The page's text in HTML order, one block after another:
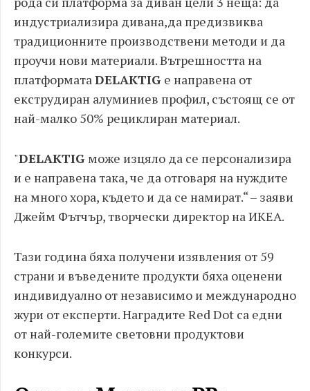
индустриализира дивана,да предизвиква
традиционните производствени методи и да
проучи нови материали. Вътрешността на
платформатаDELAKTIG е направена от
екструдиран алуминиев профил, състоящ се от
най-малко 50% рециклиран материал.
"DELAKTIG може изцяло да се персонализира
и е направена така, че да отговаря на нуждите
на много хора, където и да се намират.“ – заяви
Джейм Фътчър, творчески директор на ИКЕА.
Тази година бяха получени изявления от 59
страни и въведените продукти бяха оценени
индивидуално от независимо и международно
жури от експерти. Наградите Red Dot са едни
от най-големите световни продуктови
конкурси.